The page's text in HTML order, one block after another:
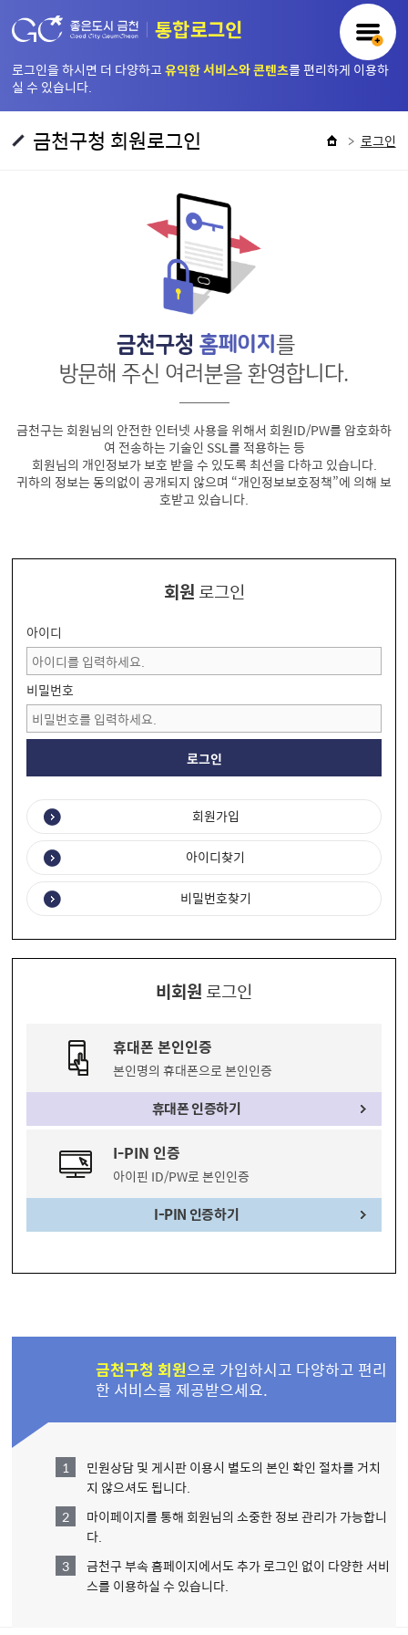
로그인을 하시면 더 다양하고유익한 서비스와 콘텐츠를 편리하게 이용하
실 수 있습니다.
금천구청 회원로그인 로그인
금천구는 회원님의 안전한 인터넷 사용을 위해서 회원ID/PW를 암호화하
여 전송하는 기술인 SSL를 적용하는 등
회원님의 개인정보가 보호 받을 수 있도록 최선을 다하고 있습니다.
귀하의 정보는 동의없이 공개되지 않으며 “개인정보보호정책”에 의해 보
호받고 있습니다.
회원 로그인
아이디
비밀번호
회원가입
아이디찾기
비밀번호찾기
비회원 로그인
휴대폰 본인인증
본인명의 휴대폰으로 본인인증
휴대폰 인증하기
I-PIN 인증
아이핀 ID/PW로 본인인증
I-PIN 인증하기
금천구청 회원으로 가입하시고 다양하고 편리
한 서비스를 제공받으세요.
민원상담 및 게시판 이용시 별도의 본인 확인 절차를 거치
지 않으셔도 됩니다.
마이페이지를 통해 회원님의 소중한 정보 관리가 가능합니
다.
금천구 부속 홈페이지에서도 추가 로그인 없이 다양한 서비
스를 이용하실 수 있습니다.